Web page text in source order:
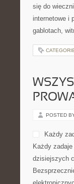
SKLEP
POSTED
postaciami,
Te ostatnie